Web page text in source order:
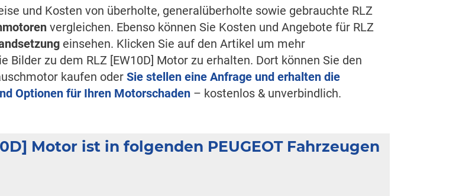
und Kosten von überholte, generalüberholte sowie gebrauchte RLZ
vergleichen. Ebenso können Sie Kosten und Angebote für RLZ
einsehen. Klicken Sie auf den Artikel um mehr
Bilder zu dem RLZ [EW10D] Motor zu erhalten. Dort können Sie den
kaufen oder Sie stellen eine Anfrage und erhalten die
Optionen für Ihren Motorschaden – kostenlos & unverbindlich.
Motor ist in folgenden PEUGEOT Fahrzeugen